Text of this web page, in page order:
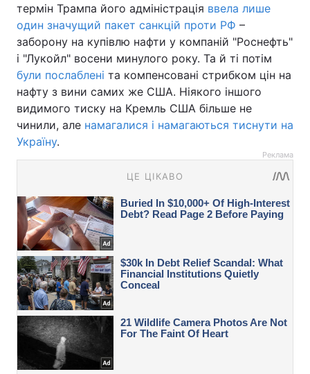
термін Трампа його адміністрація ввела лише
один значущий пакет санкцій проти РФ –
заборону на купівлю нафти у компаній "Роснефть"
і "Лукойл" восени минулого року. Та й ті потім
були послаблені та компенсовані стрибком цін на
нафту з вини самих же США. Ніякого іншого
видимого тиску на Кремль США більше не
чинили, але намагалися і намагаються тиснути на
Україну.
Реклама